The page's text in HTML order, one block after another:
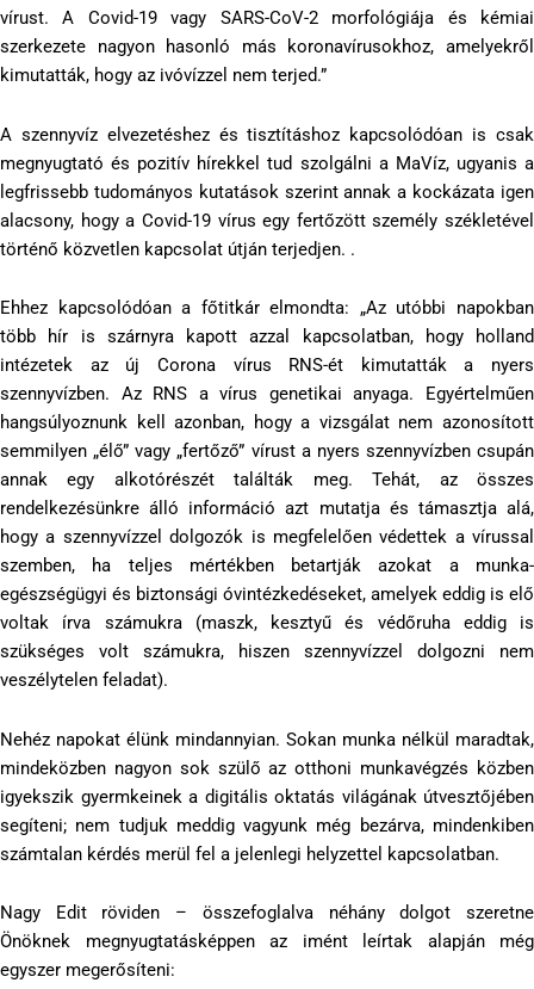
vírust. A Covid-19 vagy SARS-CoV-2 morfológiája és kémiai
szerkezete nagyon hasonló más koronavírusokhoz, amelyekről
kimutatták, hogy az ivóvízzel nem terjed.”
A szennyvíz elvezetéshez és tisztításhoz kapcsolódóan is csak
megnyugtató és pozitív hírekkel tud szolgálni a MaVíz, ugyanis a
legfrissebb tudományos kutatások szerint annak a kockázata igen
alacsony, hogy a Covid-19 vírus egy fertőzött személy székletével
történő közvetlen kapcsolat útján terjedjen. .
Ehhez kapcsolódóan a főtitkár elmondta: „Az utóbbi napokban
több hír is szárnyra kapott azzal kapcsolatban, hogy holland
intézetek az új Corona vírus RNS-ét kimutatták a nyers
szennyvízben. Az RNS a vírus genetikai anyaga. Egyértelműen
hangsúlyoznunk kell azonban, hogy a vizsgálat nem azonosított
semmilyen „élő” vagy „fertőző” vírust a nyers szennyvízben csupán
annak egy alkotórészét találták meg. Tehát, az összes
rendelkezésünkre álló információ azt mutatja és támasztja alá,
hogy a szennyvízzel dolgozók is megfelelően védettek a vírussal
szemben, ha teljes mértékben betartják azokat a munka-
egészségügyi és biztonsági óvintézkedéseket, amelyek eddig is elő
voltak írva számukra (maszk, kesztyű és védőruha eddig is
szükséges volt számukra, hiszen szennyvízzel dolgozni nem
veszélytelen feladat).
Nehéz napokat élünk mindannyian. Sokan munka nélkül maradtak,
mindeközben nagyon sok szülő az otthoni munkavégzés közben
igyekszik gyermkeinek a digitális oktatás világának útvesztőjében
segíteni; nem tudjuk meddig vagyunk még bezárva, mindenkiben
számtalan kérdés merül fel a jelenlegi helyzettel kapcsolatban.
Nagy Edit röviden – összefoglalva néhány dolgot szeretne
Önöknek megnyugtatásképpen az imént leírtak alapján még
egyszer megerősíteni: